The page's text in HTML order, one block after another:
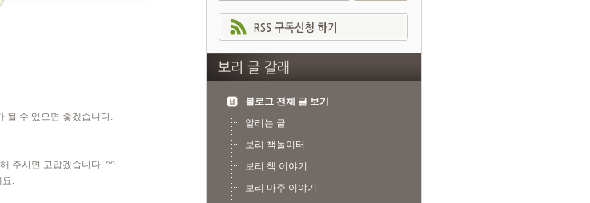
될 수 있으면 좋겠습니다.
주시면 고맙겠습니다. ^^
요.
블로그 전체 글 보기
알리는 글
보리 책놀이터
보리 책 이야기
보리 마주 이야기